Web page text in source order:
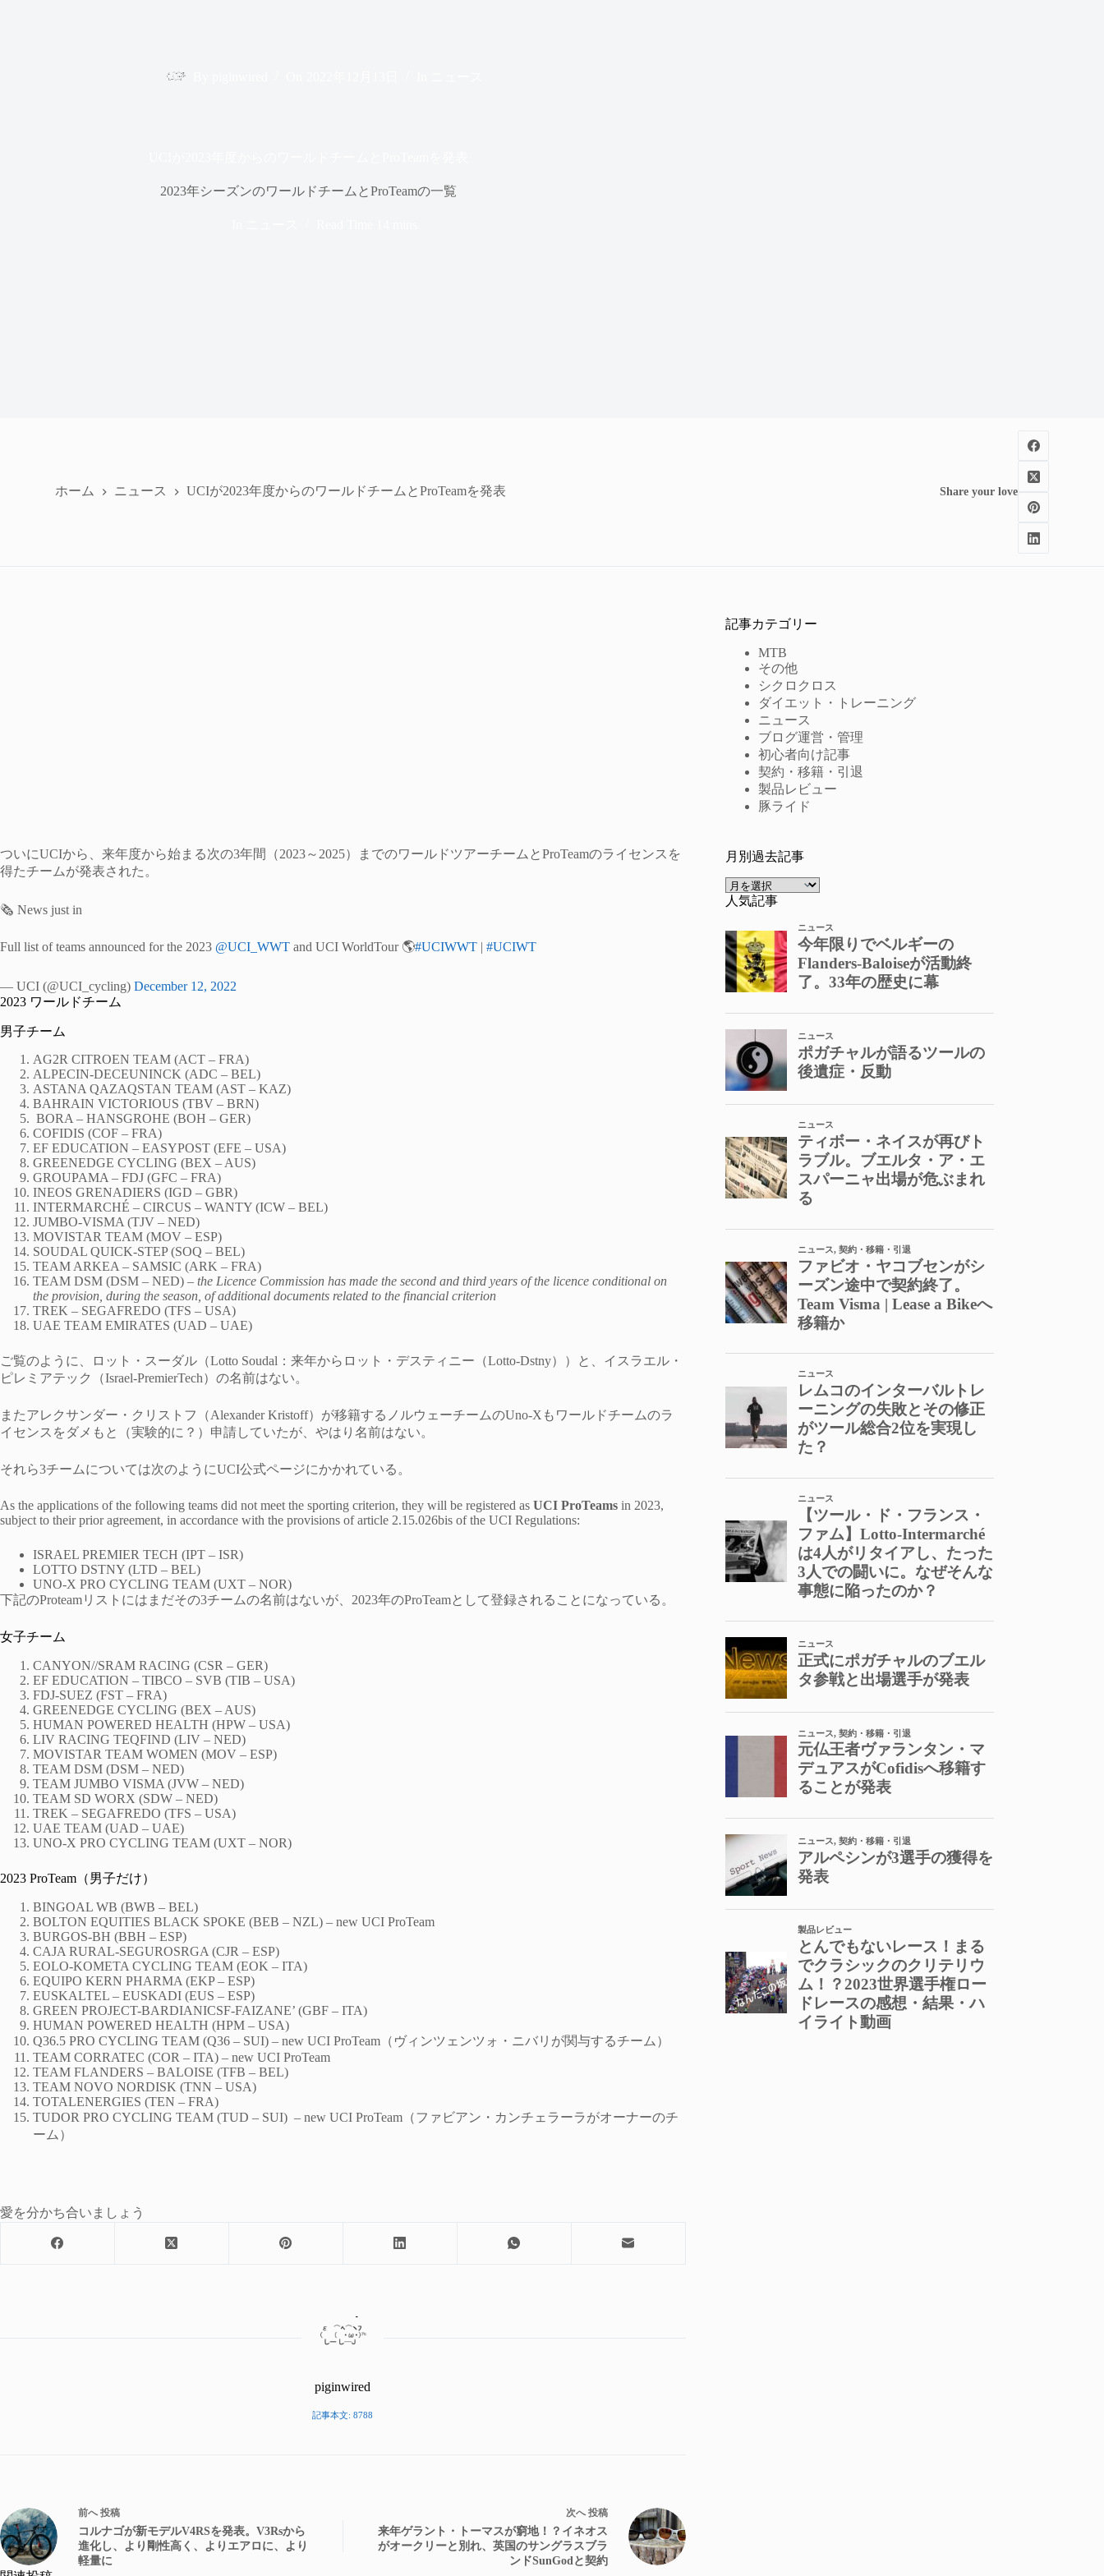
2023年シーズンのワールドチームとProTeamの一覧
ホーム ニュース UCIが2023年度からのワールドチームとProTeamを発表 Share your love
ついにUCIから、来年度から始まる次の3年間（2023～2025）までのワールドツアーチームとProTeamのライセンスを
得たチームが発表された。
🗞️ News just in
Full list of teams announced for the 2023 @UCI_WWT and UCI WorldTour 🌎#UCIWWT | #UCIWT
— UCI (@UCI_cycling) December 12, 2022
2023 ワールドチーム
男子チーム
AG2R CITROEN TEAM (ACT – FRA)
ALPECIN-DECEUNINCK (ADC – BEL)
ASTANA QAZAQSTAN TEAM (AST – KAZ)
BAHRAIN VICTORIOUS (TBV – BRN)
BORA – HANSGROHE (BOH – GER)
COFIDIS (COF – FRA)
EF EDUCATION – EASYPOST (EFE – USA)
GREENEDGE CYCLING (BEX – AUS)
GROUPAMA – FDJ (GFC – FRA)
INEOS GRENADIERS (IGD – GBR)
INTERMARCHÉ – CIRCUS – WANTY (ICW – BEL)
JUMBO-VISMA (TJV – NED)
MOVISTAR TEAM (MOV – ESP)
SOUDAL QUICK-STEP (SOQ – BEL)
TEAM ARKEA – SAMSIC (ARK – FRA)
TEAM DSM (DSM – NED) – the Licence Commission has made the second and third years of the licence conditional on
the provision, during the season, of additional documents related to the financial criterion
TREK – SEGAFREDO (TFS – USA)
UAE TEAM EMIRATES (UAD – UAE)
ご覧のように、ロット・スーダル（Lotto Soudal：来年からロット・デスティニー（Lotto-Dstny））と、イスラエル・
ピレミアテック（Israel-PremierTech）の名前はない。
またアレクサンダー・クリストフ（Alexander Kristoff）が移籍するノルウェーチームのUno-Xもワールドチームのラ
イセンスをダメもと（実験的に？）申請していたが、やはり名前はない。
それら3チームについては次のようにUCI公式ページにかかれている。
As the applications of the following teams did not meet the sporting criterion, they will be registered as UCI ProTeams in 2023,
subject to their prior agreement, in accordance with the provisions of article 2.15.026bis of the UCI Regulations:
ISRAEL PREMIER TECH (IPT – ISR)
LOTTO DSTNY (LTD – BEL)
UNO-X PRO CYCLING TEAM (UXT – NOR)
下記のProteamリストにはまだその3チームの名前はないが、2023年のProTeamとして登録されることになっている。
女子チーム
CANYON//SRAM RACING (CSR – GER)
EF EDUCATION – TIBCO – SVB (TIB – USA)
FDJ-SUEZ (FST – FRA)
GREENEDGE CYCLING (BEX – AUS)
HUMAN POWERED HEALTH (HPW – USA)
LIV RACING TEQFIND (LIV – NED)
MOVISTAR TEAM WOMEN (MOV – ESP)
TEAM DSM (DSM – NED)
TEAM JUMBO VISMA (JVW – NED)
TEAM SD WORX (SDW – NED)
TREK – SEGAFREDO (TFS – USA)
UAE TEAM (UAD – UAE)
UNO-X PRO CYCLING TEAM (UXT – NOR)
2023 ProTeam（男子だけ）
BINGOAL WB (BWB – BEL)
BOLTON EQUITIES BLACK SPOKE (BEB – NZL) – new UCI ProTeam
BURGOS-BH (BBH – ESP)
CAJA RURAL-SEGUROSRGA (CJR – ESP)
EOLO-KOMETA CYCLING TEAM (EOK – ITA)
EQUIPO KERN PHARMA (EKP – ESP)
EUSKALTEL – EUSKADI (EUS – ESP)
GREEN PROJECT-BARDIANICSF-FAIZANE’ (GBF – ITA)
HUMAN POWERED HEALTH (HPM – USA)
Q36.5 PRO CYCLING TEAM (Q36 – SUI) – new UCI ProTeam（ヴィンツェンツォ・ニバリが関与するチーム）
TEAM CORRATEC (COR – ITA) – new UCI ProTeam
TEAM FLANDERS – BALOISE (TFB – BEL)
TEAM NOVO NORDISK (TNN – USA)
TOTALENERGIES (TEN – FRA)
TUDOR PRO CYCLING TEAM (TUD – SUI) – new UCI ProTeam（ファビアン・カンチェラーラがオーナーのチ
ーム）
愛を分かち合いましょう
piginwired
記事本文: 8788
前へ投稿
コルナゴが新モデルV4RSを発表。V3Rsから
進化し、より剛性高く、よりエアロに、より
軽量に
次へ投稿
来年ゲラント・トーマスが窮地！？イネオス
がオークリーと別れ、英国のサングラスブラ
ンドSunGodと契約
記事カテゴリー
MTB
その他
シクロクロス
ダイエット・トレーニング
ニュース
ブログ運営・管理
初心者向け記事
契約・移籍・引退
製品レビュー
豚ライド
月別過去記事
ア
ー
イ
ブ
人気記事